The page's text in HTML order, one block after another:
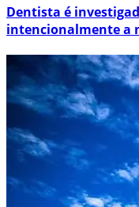
Dentista é
intencionalmente a